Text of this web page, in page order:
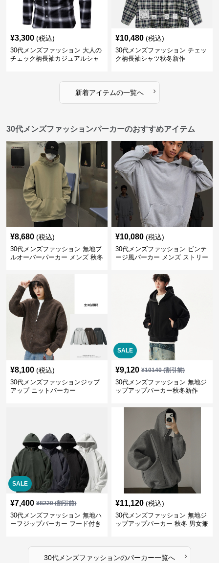
¥3,300 (税込)
30代メンズファッション 大人の
チェック柄長袖カジュアルシャ
¥10,480 (税込)
30代メンズファッション チェッ
ク柄長袖シャツ秋冬新作
新着アイテムの一覧へ ›
30代メンズファッションパーカーのおすすめアイテム
¥8,680 (税込)
30代メンズファッション 無地プ
ルオーバーパーカー メンズ 秋冬
¥10,080 (税込)
30代メンズファッション ビンテ
ージ風パーカー メンズ ストリー
¥8,100 (税込)
30代メンズファッションジップ
アップ ニットパーカー
SALE
¥9,120 ¥10140(割引前)
30代メンズファッション 無地ジ
ップアップパーカー秋冬新作
SALE
¥7,400 ¥8220(割引前)
30代メンズファッション 無地ハ
ーフジップパーカー フード付き
¥11,120 (税込)
30代メンズファッション 無地ジ
ップアップパーカー 秋冬 男女兼
30代メンズファッションのパーカー一覧へ ›